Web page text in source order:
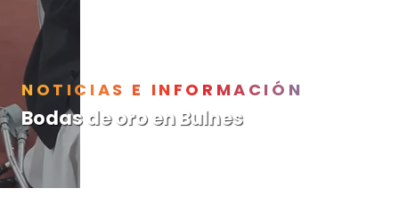
NOTICIAS E INFORMACIÓN
Bodas de oro en Bulnes